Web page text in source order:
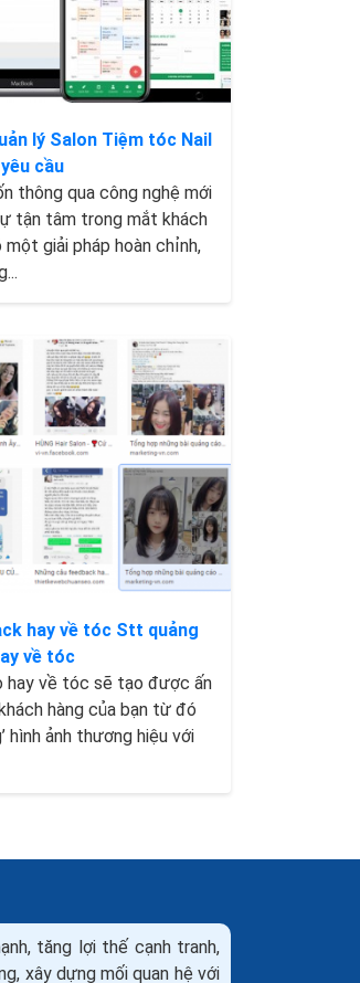
lý Salon Tiệm tóc Nail
cầu
thông qua công nghệ mới
tận tâm trong mắt khách
một giải pháp hoàn chỉnh,
hay về tóc Stt quảng
về tóc
hay về tóc sẽ tạo được ấn
hàng của bạn từ đó
hình ảnh thương hiệu với
tăng lợi thế cạnh tranh,
xây dựng mối quan hệ với